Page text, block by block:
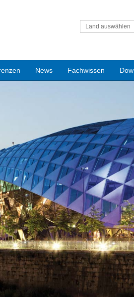
Land auswählen
News Fachwissen